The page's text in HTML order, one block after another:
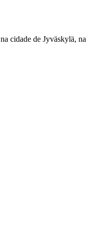
cidade de Jyväskylä, na